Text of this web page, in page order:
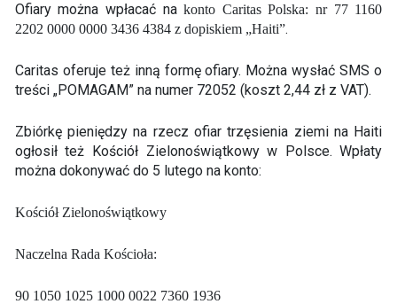
Ofiary można wpłacać nakonto Caritas Polska: nr 77 1160
2202 0000 0000 3436 4384 z dopiskiem „Haiti”.
Caritas oferuje też inną formę ofiary. Można wysłać SMS o
treści „POMAGAM” na numer 72052 (koszt 2,44 zł z VAT).
Zbiórkę pieniędzy na rzecz ofiar trzęsienia ziemi na Haiti
ogłosił też Kościół Zielonoświątkowy w Polsce. Wpłaty
można dokonywać do 5 lutego na konto:
Kościół Zielonoświątkowy
Naczelna Rada Kościoła:
90 1050 1025 1000 0022 7360 1936